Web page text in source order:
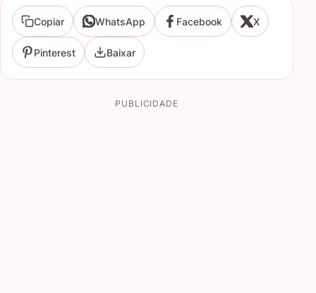
Copiar WhatsApp Facebook X
Pinterest Baixar
PUBLICIDADE